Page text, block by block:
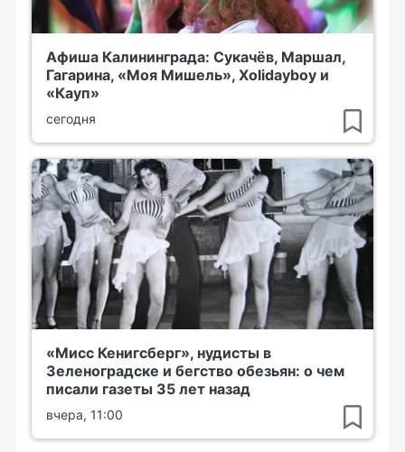
Афиша Калининграда: Сукачёв, Маршал,
Гагарина, «Моя Мишель», Xolidayboy и
«Кауп»
сегодня
«Мисс Кенигсберг», нудисты в
Зеленоградске и бегство обезьян: о чем
писали газеты 35 лет назад
вчера, 11:00